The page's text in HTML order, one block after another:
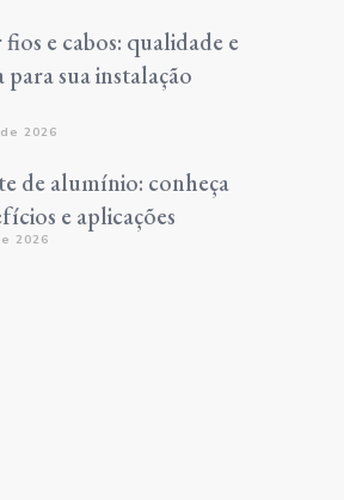
e cabos: qualidade e
para sua instalação
2026
de alumínio: conheça
e aplicações
2026